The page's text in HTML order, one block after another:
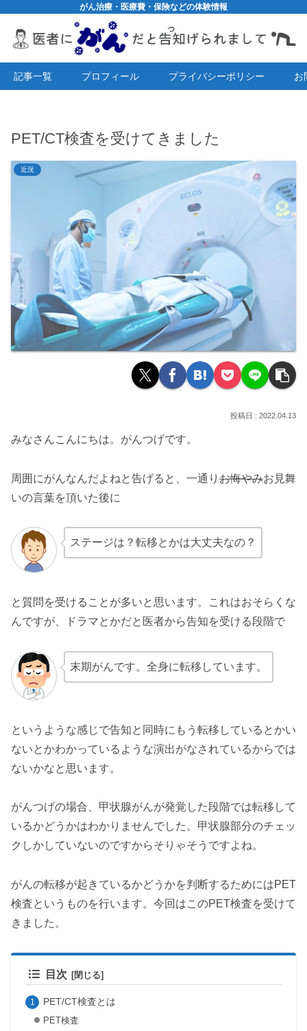
がん治療・医療費・保険などの体験情報
記事一覧 プロフィール プライバシーポリシー お
PET/CT検査を受けてきました
近況
2022.04.13
みなさんこんにちは。がんつげです。
周囲にがんなんだよねと告げると、一通り お悔やみお見舞
いの言葉を頂いた後に
ステージは？転移とかは大丈夫なの？
と質問を受けることが多いと思います。これはおそらくな
んですが、ドラマとかだと医者から告知を受ける段階で
末期がんです。全身に転移しています。
というような感じで告知と同時にもう転移しているとかい
ないとかわかっているような演出がなされているからでは
ないかなと思います。
がんつげの場合、甲状腺がんが発覚した段階では転移して
いるかどうかはわかりませんでした。甲状腺部分のチェッ
クしかしていないのですからそりゃそうですよね。
がんの転移が起きているかどうかを判断するためにはPET
検査というものを行います。今回はこのPET検査を受けて
きました。
目次
PET/CT検査とは
PET検査